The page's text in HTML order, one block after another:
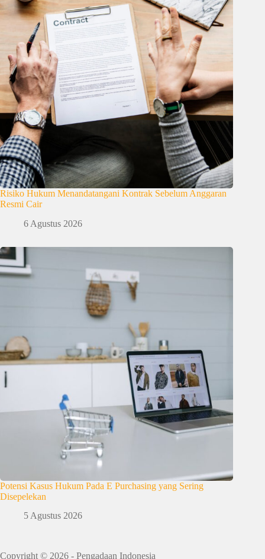
Risiko Hukum Menandatangani Kontrak Sebelum Anggaran
Resmi Cair
6 Agustus 2026
Potensi Kasus Hukum Pada E Purchasing yang Sering
Disepelekan
5 Agustus 2026
Copyright © 2026 - Pengadaan Indonesia